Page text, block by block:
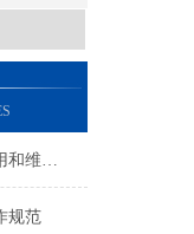
砌墙砖磁力振动台不会使用和维护那才是真“震动”
规范